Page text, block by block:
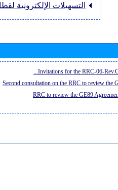
التسهيلات الإلكترونية
Invitations for the RRC-06-
Second consultation on the RRC to review the
RRC to review the GE89